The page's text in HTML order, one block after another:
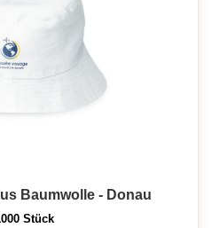
Baumwolle - Donau
Stück